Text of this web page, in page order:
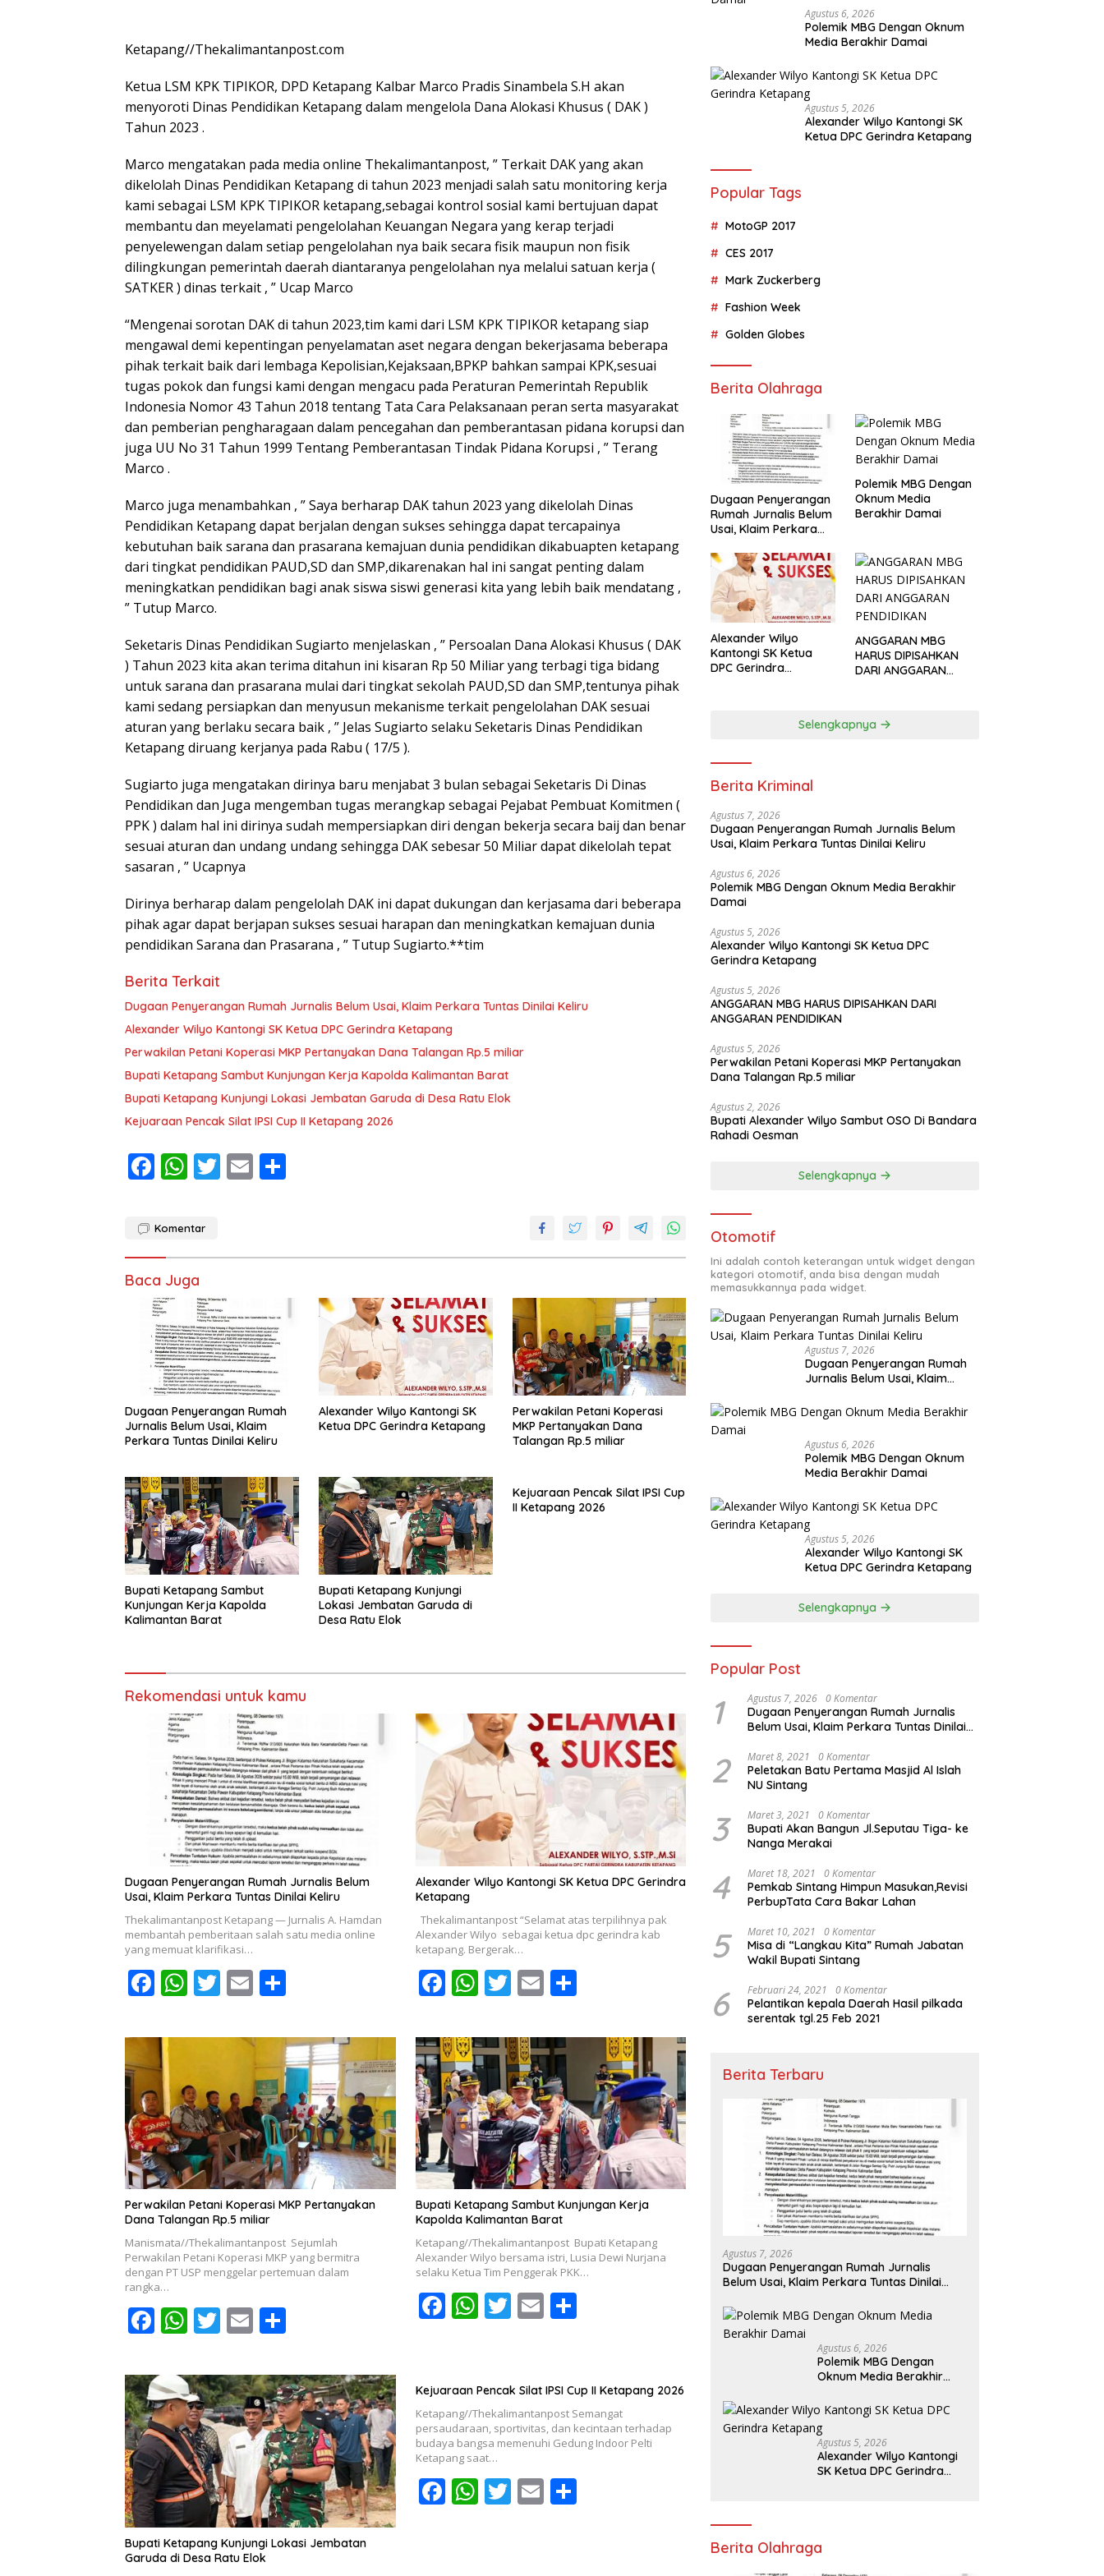
Ketapang//Thekalimantanpost.com
Ketua LSM KPK TIPIKOR, DPD Ketapang Kalbar Marco Pradis Sinambela S.H akan
menyoroti Dinas Pendidikan Ketapang dalam mengelola Dana Alokasi Khusus ( DAK )
Tahun 2023 .
Marco mengatakan pada media online Thekalimantanpost, ” Terkait DAK yang akan
dikelolah Dinas Pendidikan Ketapang di tahun 2023 menjadi salah satu monitoring kerja
kami sebagai LSM KPK TIPIKOR ketapang,sebagai kontrol sosial kami bertujuan dapat
membantu dan meyelamati pengelolahan Keuangan Negara yang kerap terjadi
penyelewengan dalam setiap pengelolahan nya baik secara fisik maupun non fisik
dilingkungan pemerintah daerah diantaranya pengelolahan nya melalui satuan kerja (
SATKER ) dinas terkait , ” Ucap Marco
“Mengenai sorotan DAK di tahun 2023,tim kami dari LSM KPK TIPIKOR ketapang siap
mengawal demi kepentingan penyelamatan aset negara dengan bekerjasama beberapa
pihak terkait baik dari lembaga Kepolisian,Kejaksaan,BPKP bahkan sampai KPK,sesuai
tugas pokok dan fungsi kami dengan mengacu pada Peraturan Pemerintah Republik
Indonesia Nomor 43 Tahun 2018 tentang Tata Cara Pelaksanaan peran serta masyarakat
dan pemberian pengharagaan dalam pencegahan dan pemberantasan pidana korupsi dan
juga UU No 31 Tahun 1999 Tentang Pemberantasan Tindak Pidana Korupsi , ” Terang
Marco .
Marco juga menambahkan , ” Saya berharap DAK tahun 2023 yang dikelolah Dinas
Pendidikan Ketapang dapat berjalan dengan sukses sehingga dapat tercapainya
kebutuhan baik sarana dan prasarana kemajuan dunia pendidikan dikabuapten ketapang
dari tingkat pendidikan PAUD,SD dan SMP,dikarenakan hal ini sangat penting dalam
meningkatkan pendidikan bagi anak siswa siswi generasi kita yang lebih baik mendatang ,
” Tutup Marco.
Seketaris Dinas Pendidikan Sugiarto menjelaskan , ” Persoalan Dana Alokasi Khusus ( DAK
) Tahun 2023 kita akan terima ditahun ini kisaran Rp 50 Miliar yang terbagi tiga bidang
untuk sarana dan prasarana mulai dari tingkat sekolah PAUD,SD dan SMP,tentunya pihak
kami sedang persiapkan dan menyusun mekanisme terkait pengelolahan DAK sesuai
aturan yang berlaku secara baik , ” Jelas Sugiarto selaku Seketaris Dinas Pendidikan
Ketapang diruang kerjanya pada Rabu ( 17/5 ).
Sugiarto juga mengatakan dirinya baru menjabat 3 bulan sebagai Seketaris Di Dinas
Pendidikan dan Juga mengemban tugas merangkap sebagai Pejabat Pembuat Komitmen (
PPK ) dalam hal ini dirinya sudah mempersiapkan diri dengan bekerja secara baij dan benar
sesuai aturan dan undang undang sehingga DAK sebesar 50 Miliar dapat dikelolah tepat
sasaran , ” Ucapnya
Dirinya berharap dalam pengelolah DAK ini dapat dukungan dan kerjasama dari beberapa
pihak agar dapat berjapan sukses sesuai harapan dan meningkatkan kemajuan dunia
pendidikan Sarana dan Prasarana , ” Tutup Sugiarto.**tim
Berita Terkait
Dugaan Penyerangan Rumah Jurnalis Belum Usai, Klaim Perkara Tuntas Dinilai Keliru
Alexander Wilyo Kantongi SK Ketua DPC Gerindra Ketapang
Perwakilan Petani Koperasi MKP Pertanyakan Dana Talangan Rp.5 miliar
Bupati Ketapang Sambut Kunjungan Kerja Kapolda Kalimantan Barat
Bupati Ketapang Kunjungi Lokasi Jembatan Garuda di Desa Ratu Elok
Kejuaraan Pencak Silat IPSI Cup II Ketapang 2026
F
e
o
o
k
W
at
A
p
p
T E
Komentar
Baca Juga
Dugaan Penyerangan Rumah
Jurnalis Belum Usai, Klaim
Perkara Tuntas Dinilai Keliru
Alexander Wilyo Kantongi SK
Ketua DPC Gerindra Ketapang
Perwakilan Petani Koperasi
MKP Pertanyakan Dana
Talangan Rp.5 miliar
Bupati Ketapang Sambut
Kunjungan Kerja Kapolda
Kalimantan Barat
Bupati Ketapang Kunjungi
Lokasi Jembatan Garuda di
Desa Ratu Elok
Kejuaraan Pencak Silat IPSI Cup
II Ketapang 2026
Rekomendasi untuk kamu
Dugaan Penyerangan Rumah Jurnalis Belum
Usai, Klaim Perkara Tuntas Dinilai Keliru
Thekalimantanpost Ketapang — Jurnalis A. Hamdan
membantah pemberitaan salah satu media online
yang memuat klarifikasi…
F
e
b
o
o
k
W
at
A
p
p
T
itt
E
ai
l
ar
e
Alexander Wilyo Kantongi SK Ketua DPC Gerindra
Ketapang
Thekalimantanpost “Selamat atas terpilihnya pak
Alexander Wilyo sebagai ketua dpc gerindra kab
ketapang. Bergerak…
F
e
b
o
o
k
W
at
s
A
p
p
T
itt
er
E
ai
l
S
ar
Perwakilan Petani Koperasi MKP Pertanyakan
Dana Talangan Rp.5 miliar
Manismata//Thekalimantanpost Sejumlah
Perwakilan Petani Koperasi MKP yang bermitra
dengan PT USP menggelar pertemuan dalam
rangka…
F
e
b
o
o
k
W
at
s
A
p
p
T
itt
er
E
ai
l
ar
e
Bupati Ketapang Sambut Kunjungan Kerja
Kapolda Kalimantan Barat
Ketapang//Thekalimantanpost Bupati Ketapang
Alexander Wilyo bersama istri, Lusia Dewi Nurjana
selaku Ketua Tim Penggerak PKK…
F
b
o
o
k
W
s
A
p
p
T
er
E
l
S
e
Bupati Ketapang Kunjungi Lokasi Jembatan
Garuda di Desa Ratu Elok
Kejuaraan Pencak Silat IPSI Cup II Ketapang 2026
Ketapang//Thekalimantanpost Semangat
persaudaraan, sportivitas, dan kecintaan terhadap
budaya bangsa memenuhi Gedung Indoor Pelti
Ketapang saat…
F W T E S
Agustus 6, 2026
Polemik MBG Dengan Oknum
Media Berakhir Damai
Agustus 5, 2026
Alexander Wilyo Kantongi SK
Ketua DPC Gerindra Ketapang
Popular Tags
MotoGP 2017
CES 2017
Mark Zuckerberg
Fashion Week
Golden Globes
Berita Olahraga
Dugaan Penyerangan
Rumah Jurnalis Belum
Usai, Klaim Perkara
Polemik MBG Dengan
Oknum Media
Berakhir Damai
Alexander Wilyo
Kantongi SK Ketua
DPC Gerindra
ANGGARAN MBG
HARUS DIPISAHKAN
DARI ANGGARAN
Selengkapnya
Berita Kriminal
Agustus 7, 2026
Dugaan Penyerangan Rumah Jurnalis Belum
Usai, Klaim Perkara Tuntas Dinilai Keliru
Agustus 6, 2026
Polemik MBG Dengan Oknum Media Berakhir
Damai
Agustus 5, 2026
Alexander Wilyo Kantongi SK Ketua DPC
Gerindra Ketapang
Agustus 5, 2026
ANGGARAN MBG HARUS DIPISAHKAN DARI
ANGGARAN PENDIDIKAN
Agustus 5, 2026
Perwakilan Petani Koperasi MKP Pertanyakan
Dana Talangan Rp.5 miliar
Agustus 2, 2026
Bupati Alexander Wilyo Sambut OSO Di Bandara
Rahadi Oesman
Selengkapnya
Otomotif
Ini adalah contoh keterangan untuk widget dengan
kategori otomotif, anda bisa dengan mudah
memasukkannya pada widget.
Agustus 7, 2026
Dugaan Penyerangan Rumah
Jurnalis Belum Usai, Klaim
Agustus 6, 2026
Polemik MBG Dengan Oknum
Media Berakhir Damai
Agustus 5, 2026
Alexander Wilyo Kantongi SK
Ketua DPC Gerindra Ketapang
Selengkapnya
Popular Post
1 Agustus 7, 2026 0 Komentar
Dugaan Penyerangan Rumah Jurnalis
Belum Usai, Klaim Perkara Tuntas Dinilai
2 Maret 8, 2021 0 Komentar
Peletakan Batu Pertama Masjid Al Islah
NU Sintang
3 Maret 3, 2021 0 Komentar
Bupati Akan Bangun Jl.Seputau Tiga- ke
Nanga Merakai
4 Maret 18, 2021 0 Komentar
Pemkab Sintang Himpun Masukan,Revisi
PerbupTata Cara Bakar Lahan
5 Maret 10, 2021 0 Komentar
Misa di “Langkau Kita” Rumah Jabatan
Wakil Bupati Sintang
6 Februari 24, 2021 0 Komentar
Pelantikan kepala Daerah Hasil pilkada
serentak tgl.25 Feb 2021
Berita Terbaru
Agustus 7, 2026
Dugaan Penyerangan Rumah Jurnalis
Belum Usai, Klaim Perkara Tuntas Dinilai
Agustus 6, 2026
Polemik MBG Dengan
Oknum Media Berakhir
Agustus 5, 2026
Alexander Wilyo Kantongi
SK Ketua DPC Gerindra
Berita Olahraga